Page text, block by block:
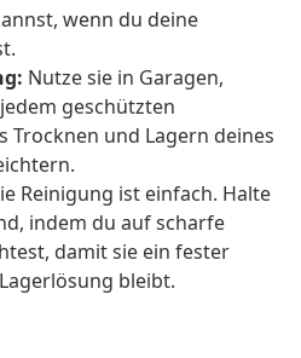
wenn du deine
Nutze sie in Garagen,
geschützten
Trocknen und Lagern deines
Reinigung ist einfach. Halte
indem du auf scharfe
damit sie ein fester
bleibt.